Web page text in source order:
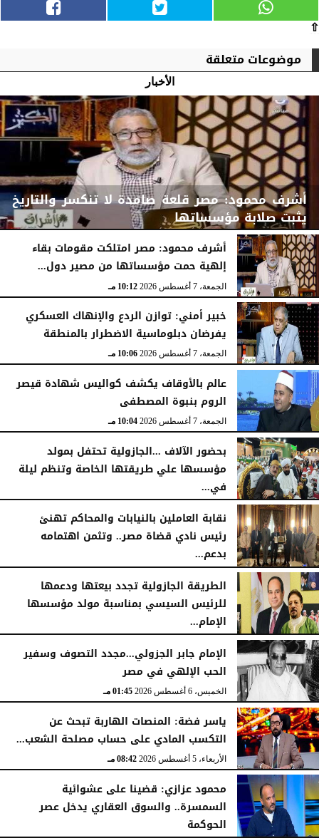
⇧
موضوعات متعلقة
الأخبار
أشرف محمود: مصر قلعة صامدة لا تنكسر والتاريخ
يثبت صلابة مؤسساتها
الجمعة، 7 أغسطس 2026 10:15 مـ
أشرف محمود: مصر امتلكت مقومات بقاء
إلهية حمت مؤسساتها من مصير دول...
الجمعة، 7 أغسطس 2026 10:12 مـ
خبير أمني: توازن الردع والإنهاك العسكري
يفرضان دبلوماسية الاضطرار بالمنطقة
الجمعة، 7 أغسطس 2026 10:06 مـ
عالم بالأوقاف يكشف كواليس شهادة قيصر
الروم بنبوة المصطفى
الجمعة، 7 أغسطس 2026 10:04 مـ
بحضور الآلاف ...الجازولية تحتفل بمولد
مؤسسها علي طريقتها الخاصة وتنظم ليلة
في...
الجمعة، 7 أغسطس 2026
نقابة العاملين بالنيابات والمحاكم تهنئ
رئيس نادي قضاة مصر.. وتثمن اهتمامه
بدعم...
الخميس، 6 أغسطس 2026
الطريقة الجازولية تجدد بيعتها ودعمها
للرئيس السيسي بمناسبة مولد مؤسسها
الإمام...
الخميس، 6 أغسطس 2026
الإمام جابر الجزولي...مجدد التصوف وسفير
الحب الإلهي في مصر
الخميس، 6 أغسطس 2026 01:45 مـ
ياسر فضة: المنصات الهاربة تبحث عن
التكسب المادي على حساب مصلحة الشعب...
الأربعاء، 5 أغسطس 2026 08:42 مـ
محمود عزازي: قضينا على عشوائية
السمسرة.. والسوق العقاري يدخل عصر
الحوكمة